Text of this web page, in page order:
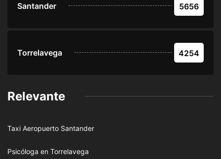
Santander 5656
Torrelavega 4254
Relevante
Taxi Aeropuerto Santander
Psicóloga en Torrelavega